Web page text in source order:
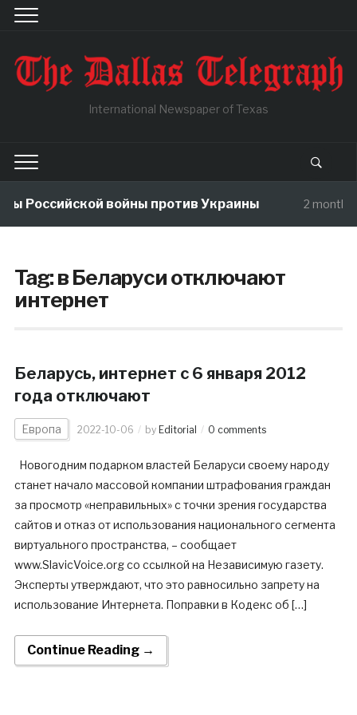
International Newspaper of Texas
Российской войны против Украины 2 months
Tag:в Беларуси отключают
интернет
Беларусь, интернет с 6 января 2012
года отключают
Европа 2022-10-06 by Editorial 0 comments
Новогодним подарком властей Беларуси своему народу
станет начало массовой компании штрафования граждан
за просмотр «неправильных» с точки зрения государства
сайтов и отказ от использования национального сегмента
виртуального пространства, – сообщает
www.SlavicVoice.org со ссылкой на Независимую газету.
Эксперты утверждают, что это равносильно запрету на
использование Интернета. Поправки в Кодекс об […]
Continue Reading →